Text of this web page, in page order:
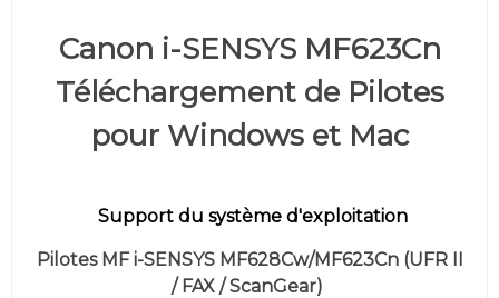
Canon i-SENSYS MF623Cn
Téléchargement de Pilotes
pour Windows et Mac
Support du système d'exploitation
Pilotes MF i-SENSYS MF628Cw/MF623Cn (UFR II
/ FAX / ScanGear)